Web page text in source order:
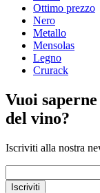
Larghezza (cm)
Profondità (cm)
Peso (kg)
Ottimo prezzo
Nero
Metallo
Mensolas
Legno
Crurack
Vuoi
del vino?
Iscriviti alla nostra
Iscriviti